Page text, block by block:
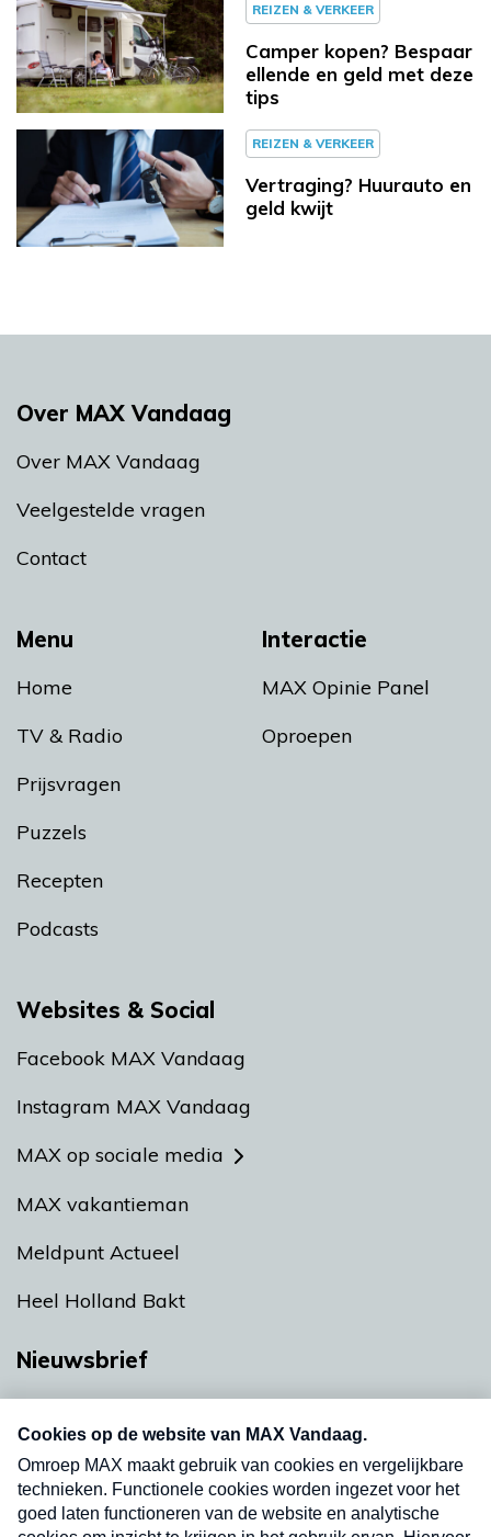
REIZEN & VERKEER
Camper kopen? Bespaar
ellende en geld met deze
tips
REIZEN & VERKEER
Vertraging? Huurauto en
geld kwijt
Menu
Home
TV & Radio
Prijsvragen
Puzzels
Recepten
Podcasts
Interactie
MAX Opinie Panel
Oproepen
Over MAX Vandaag
Over MAX Vandaag
Veelgestelde vragen
Contact
Websites & Social
Facebook MAX Vandaag
Instagram MAX Vandaag
MAX op sociale media
MAX vakantieman
Meldpunt Actueel
Heel Holland Bakt
Nieuwsbrief
nieuwsbrief. Elke vrijdag- en dinsdagochtend in
uw mailbox.
Verzend